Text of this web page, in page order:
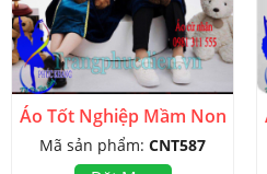
Áo Tốt Nghiệp Mầm Non
Mã sản phẩm: CNT587